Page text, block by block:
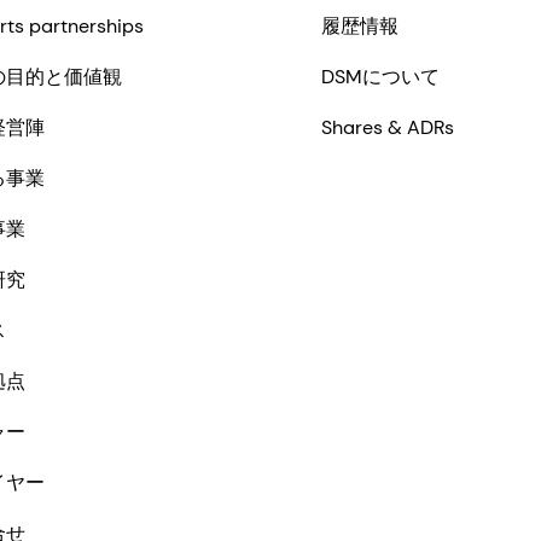
partnerships
目的と価値観
営陣
事業
業
究
点
ー
ヤー
せ
履歴情報
DSMについて
Shares & ADRs